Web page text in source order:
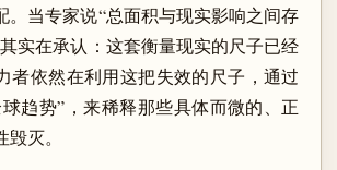
。当专家说“总面积与现实影响之间存
实在承认：这套衡量现实的尺子已经
者依然在利用这把失效的尺子，通过
趋势”，来稀释那些具体而微的、正
灭。